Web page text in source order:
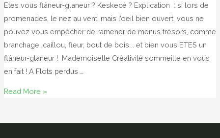
Etes vous flâneur-glaneur ? Keskecé ? Explication : si lors de
promenades, le nez au vent, mais l’oeil bien ouvert, vous ne
pouvez vous empêcher de ramener de menus trésors, comme
branchage, caillou, fleur, bout de bois…. et bien vous ETES un
flâneur-glaneur ! Mademoiselle Créativité sommeille en vous
en fait ! A Flots perdus …
4
Read More »